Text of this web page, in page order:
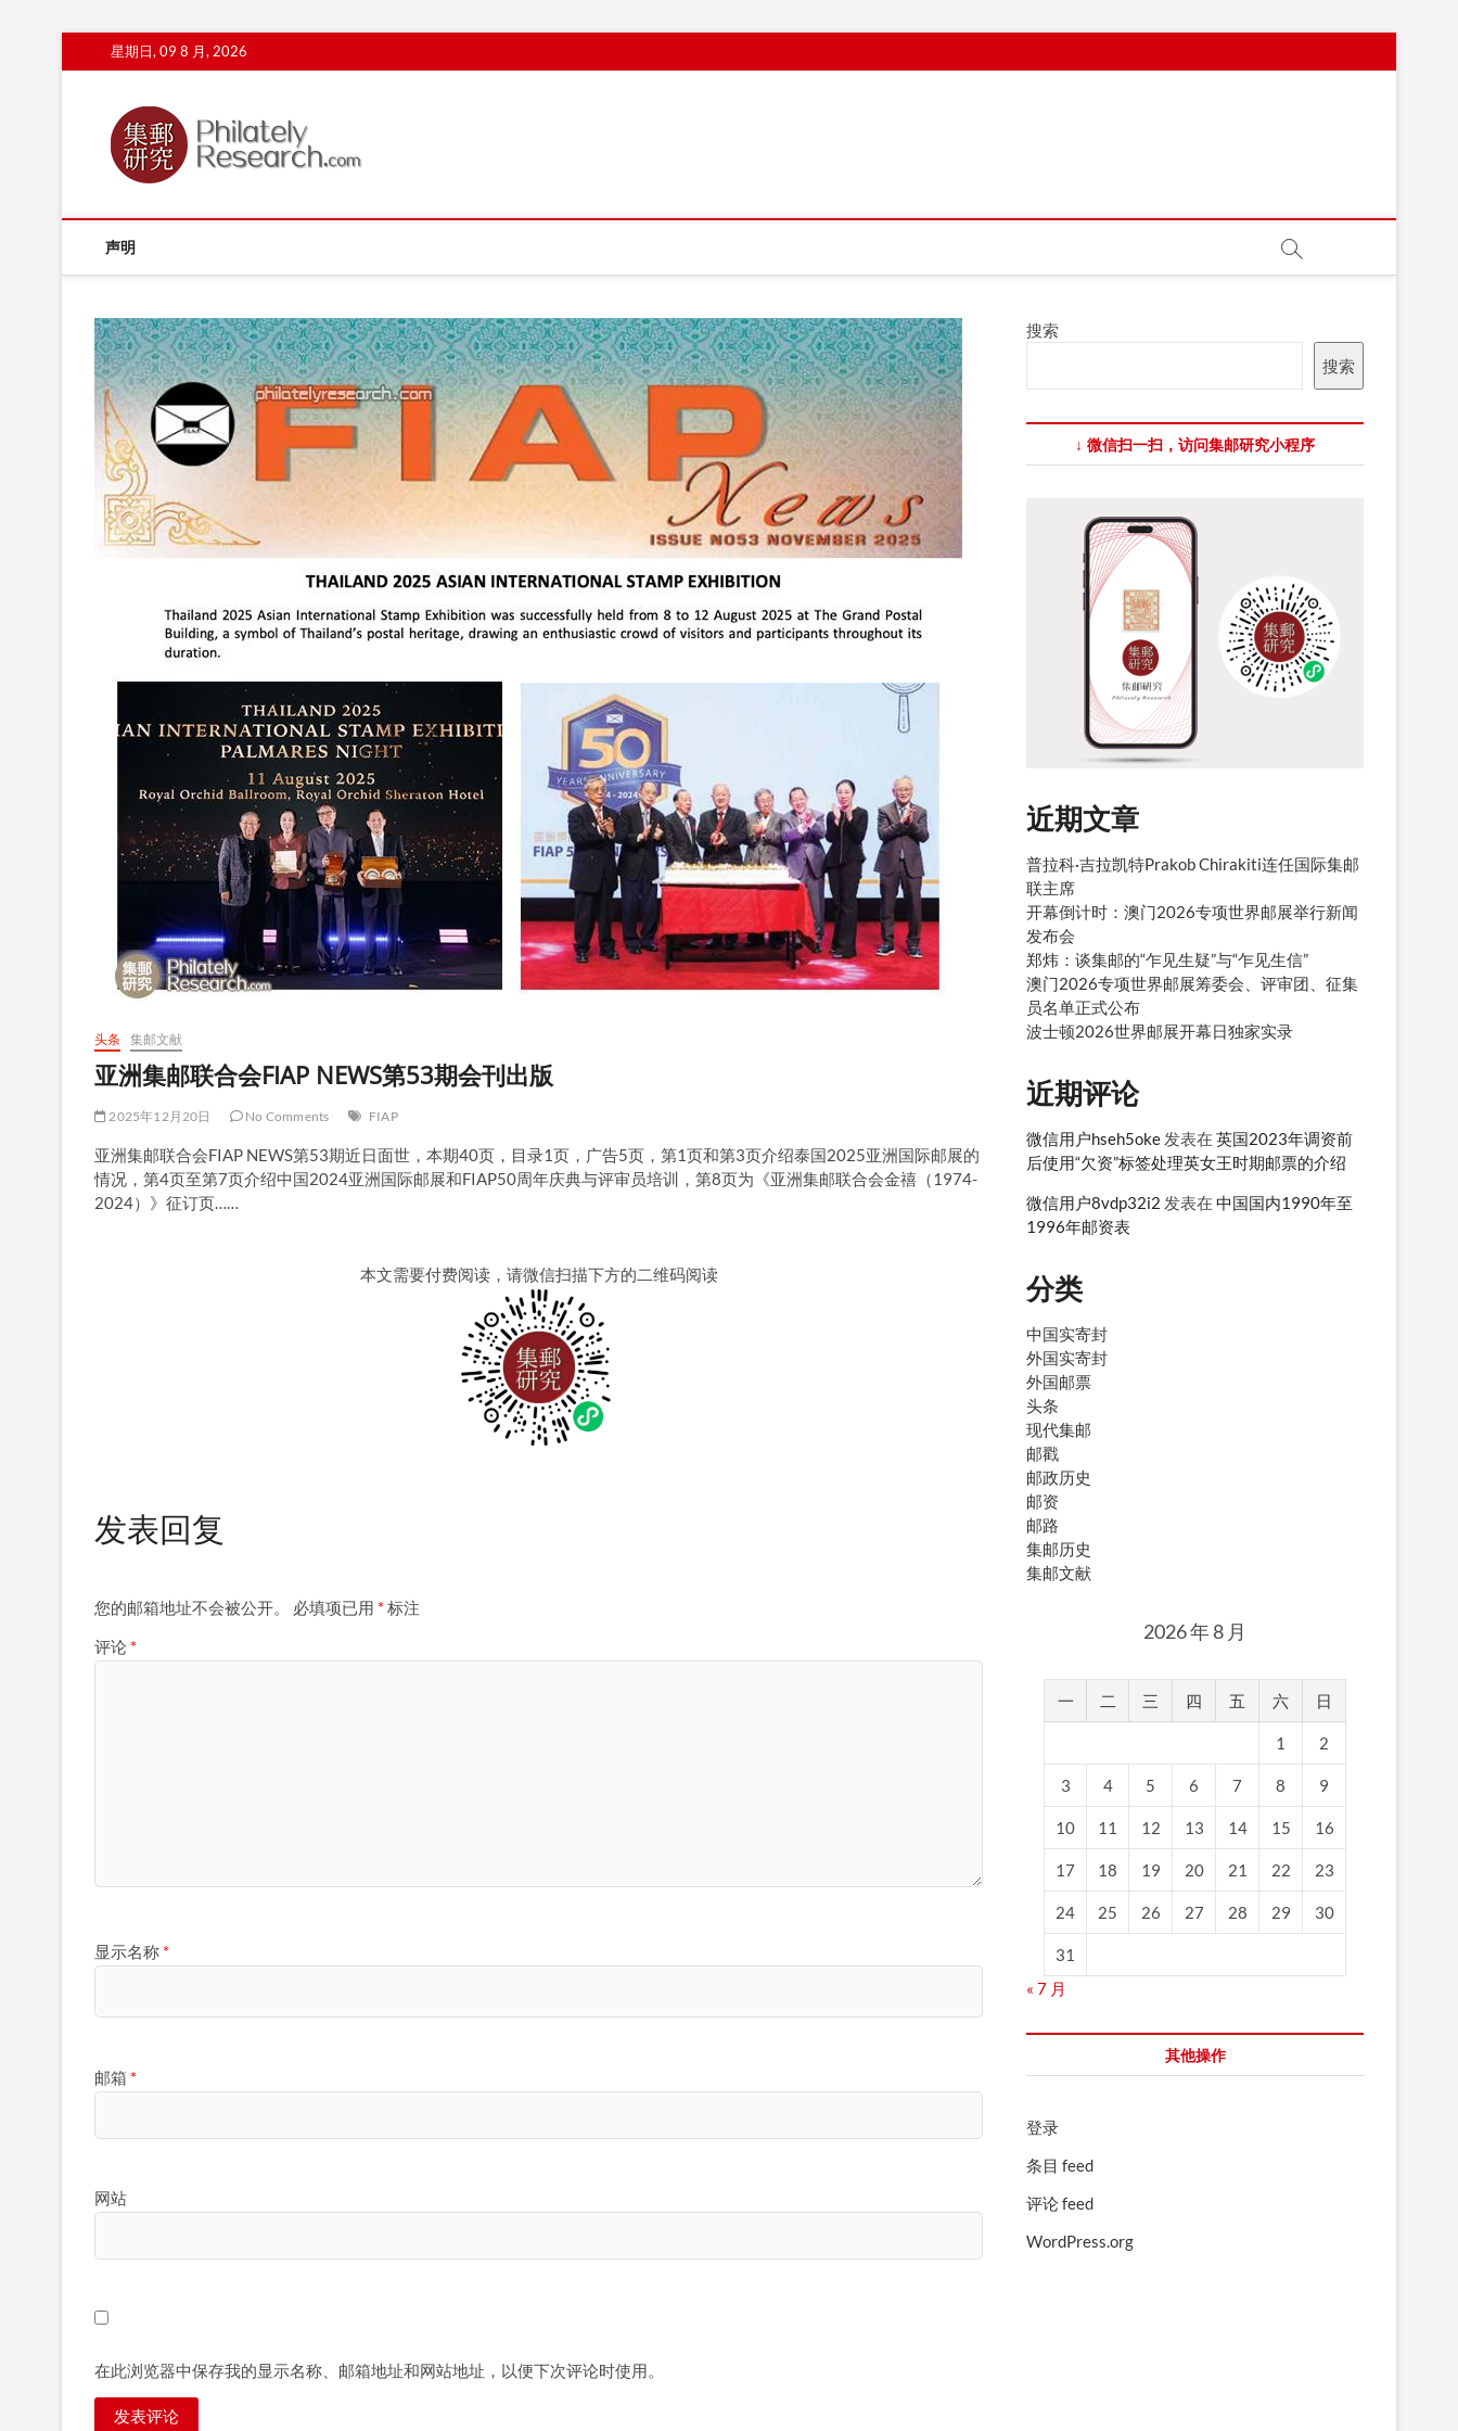
to
星期日, 09 8 月, 2026
声明
头条 集邮文献
亚洲集邮联合会FIAP NEWS第53期会刊出版
2025年12月20日 No Comments FIAP
亚洲集邮联合会FIAP NEWS第53期近日面世，本期40页，目录1页，广告5页，第1页和第3页介绍泰国2025亚洲国际邮展的
情况，第4页至第7页介绍中国2024亚洲国际邮展和FIAP50周年庆典与评审员培训，第8页为《亚洲集邮联合会金禧（1974-
2024）》征订页……
本文需要付费阅读，请微信扫描下方的二维码阅读
发表回复
您的邮箱地址不会被公开。 必填项已用 * 标注
评论 *
显示名称 *
邮箱 *
网站
在此浏览器中保存我的显示名称、邮箱地址和网站地址，以便下次评论时使用。
搜索
搜索
↓ 微信扫一扫，访问集邮研究小程序
近期文章
普拉科·吉拉凯特Prakob Chirakiti连任国际集邮
联主席
开幕倒计时：澳门2026专项世界邮展举行新闻
发布会
郑炜：谈集邮的“乍见生疑”与“乍见生信”
澳门2026专项世界邮展筹委会、评审团、征集
员名单正式公布
波士顿2026世界邮展开幕日独家实录
近期评论
微信用户hseh5oke 发表在 英国2023年调资前
后使用“欠资”标签处理英女王时期邮票的介绍
微信用户8vdp32i2 发表在 中国国内1990年至
1996年邮资表
分类
中国实寄封
外国实寄封
外国邮票
头条
现代集邮
邮戳
邮政历史
邮资
邮路
集邮历史
集邮文献
2026 年 8 月
一 二 三 四 五 六 日
1 2
3 4 5 6 7 8 9
10 11 12 13 14 15 16
17 18 19 20 21 22 23
24 25 26 27 28 29 30
31
« 7 月
其他操作
登录
条目 feed
评论 feed
WordPress.org